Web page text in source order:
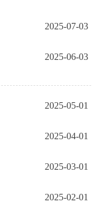
2025-07-03
2025-06-03
2025-05-01
2025-04-01
2025-03-01
2025-02-01